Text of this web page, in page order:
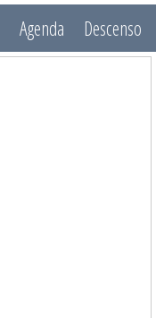
Agenda Descenso